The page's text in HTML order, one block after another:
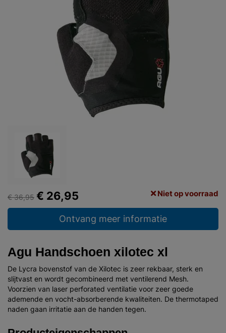
€ 36,95 € 26,95 Niet op voorraad
Ontvang meer informatie
Agu Handschoen xilotec xl
De Lycra bovenstof van de Xilotec is zeer rekbaar, sterk en
slijtvast en wordt gecombineerd met ventilerend Mesh.
Voorzien van laser perforated ventilatie voor zeer goede
ademende en vocht-absorberende kwaliteiten. De thermotaped
naden gaan irritatie aan de handen tegen.